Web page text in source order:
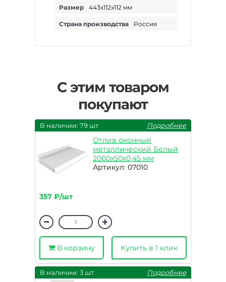
Размер 443х112х112 мм
Страна производства Россия
С этим товаром
покупают
В наличии: 79 шт Подробнее
Отлив оконный
металлический Белый
2000х50х0,45 мм
Артикул: 07010
357 ₽/шт
В корзину Купить в 1 клик
В наличии: 3 шт Подробнее